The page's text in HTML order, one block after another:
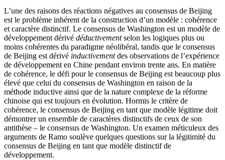
L’une des raisons des réactions négatives au consensus de Beijing
est le problème inhérent de la construction d’un modèle : cohérence
et caractère distinctif. Le consensus de Washington est un modèle de
développement dérivé déductivementselon les logiques plus ou
moins cohérentes du paradigme néolibéral, tandis que le consensus
de Beijing est dérivé inductivementdes observations de l’expérience
de développement en Chine pendant environ trente ans. En matière
de cohérence, le défi pour le consensus de Beijing est beaucoup plus
élevé que celui du consensus de Washington en raison de la
méthode inductive ainsi que de la nature complexe de la réforme
chinoise qui est toujours en évolution. Hormis le critère de
cohérence, le consensus de Beijing en tant que modèle légitime doit
démontrer un ensemble de caractères distinctifs de ceux de son
antithèse – le consensus de Washington. Un examen méticuleux des
arguments de Ramo soulève quelques questions sur la légitimité du
consensus de Beijing en tant que modèle distinctif de
développement.